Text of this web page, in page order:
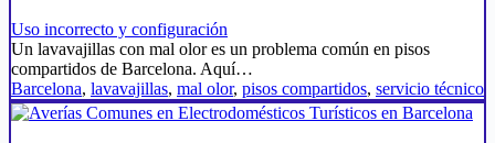
Uso incorrecto y configuración
Un lavavajillas con mal olor es un problema común en pisos
compartidos de Barcelona. Aquí…
Barcelona, lavavajillas, mal olor, pisos compartidos, servicio técnico